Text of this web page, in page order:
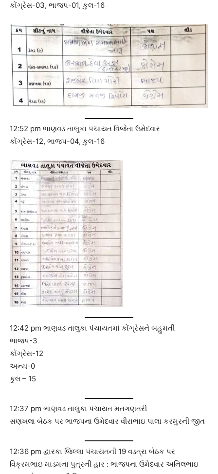
કોંગ્રેસ-03, ભાજપ-01, કુલ-16
12:52 pm ભાણવડ તાલુકા પંચાયત વિજેતા ઉમેદવાર
કોંગ્રેસ-12, ભાજપ-04, કુલ-16
12:42 pm ભાણવડ તાલુકા પંચાયતમાં કોંગ્રેસને બહુમતી
ભાજપ-3
કોંગ્રેસ-12
અન્ય-0
કુલ – 15
12:37 pm ભાણવડ તાલુકા પંચાયત મતગણતરી
સણખલા બેઠક પર ભાજપના ઉમેદવાર વીરાભાઇ પાલા કરમુરની જીત
12:36 pm દ્વારકા જિલ્લા પંચાયતની 19 વડત્રા બેઠક પર
વિક્રમભાઇ માડમના પુત્રની હાર : ભાજપના ઉમેદવાર અનિલભાઇ